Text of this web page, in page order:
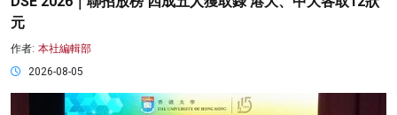
元
作者: 本社編輯部
2026-08-05